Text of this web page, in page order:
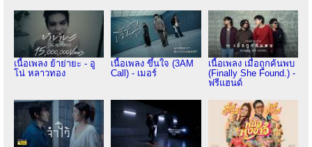
เนื้อเพลง ย้าย่ายะ - อู
โน่ หลาวทอง
เนื้อเพลง ขึ้นใจ (3AM
Call) - เมอร์
เนื้อเพลง เมื่อถูกค้นพบ
(Finally She Found.) -
ฟรีแฮนด์